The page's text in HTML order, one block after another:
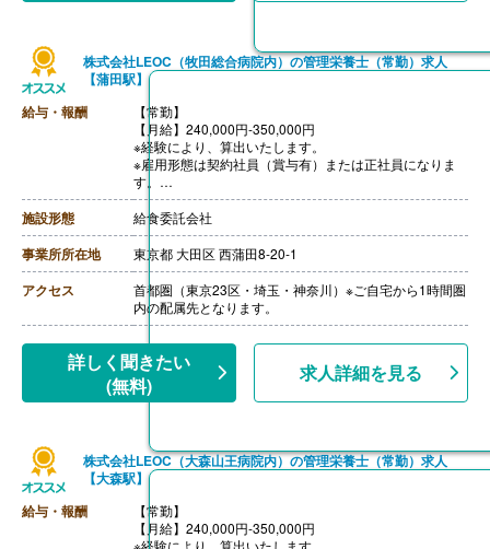
株式会社LEOC（牧田総合病院内）の管理栄養士（常勤）求人
【蒲田駅】
給与・報酬
【常勤】
【月給】240,000円-350,000円
※経験により、算出いたします。
※雇用形態は契約社員（賞与有）または正社員になりま
す。
※モデル年収
・管理栄養士・栄養士で未経験の場合
年収3,000,000円-
・調理師病院調理経験3年程度の場合
年収3,500,000円-4,000,000円
ご面接を通して雇用形態を検討します。
【賞与】年2回（1.0-2.0ヶ月分 ※前年度実績、経験によ
る）
【昇給】あり（年1回）
【退職金】あり※勤続10年以上
施設形態 給食委託会社
事業所所在地 東京都 大田区 西蒲田8-20-1
アクセス
首都圏（東京23区・埼玉・神奈川）※ご自宅から1時間圏
内の配属先となります。
詳しく聞きたい
(無料)
求人詳細を見る
株式会社LEOC（大森山王病院内）の管理栄養士（常勤）求人
【大森駅】
給与・報酬
【常勤】
【月給】240,000円-350,000円
※経験により、算出いたします。